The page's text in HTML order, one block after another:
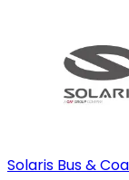
Solaris Bus &